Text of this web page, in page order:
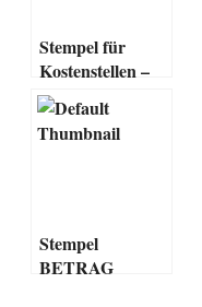
Stempel für
Kostenstellen –
Buchhaltung
Stempel
BETRAG